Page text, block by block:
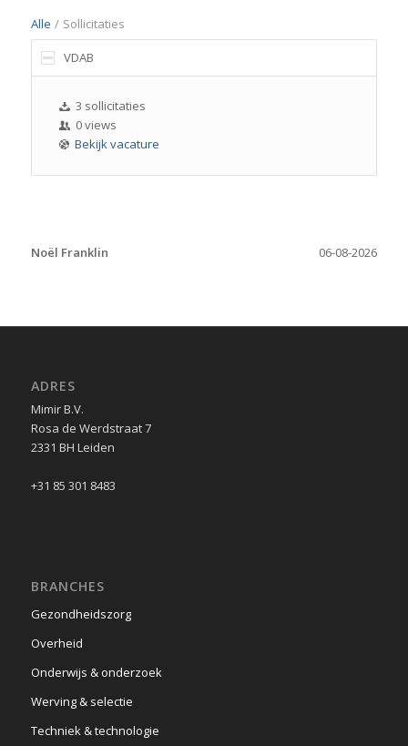
Alle / Sollicitaties
VDAB
3 sollicitaties
0 views
Bekijk vacature
06-08-2026
Noël Franklin
ADRES
Mimir B.V.
Rosa de Werdstraat 7
2331 BH Leiden
+31 85 301 8483
BRANCHES
Gezondheidszorg
Overheid
Onderwijs & onderzoek
Werving & selectie
Techniek & technologie